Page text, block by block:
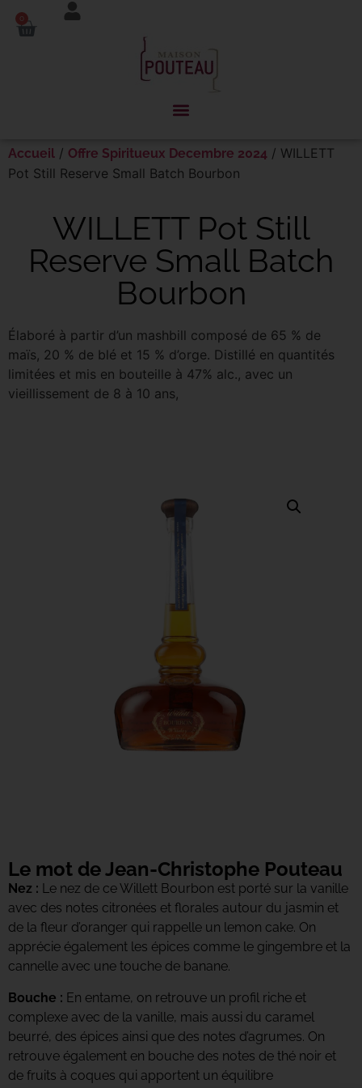
0
Accueil / Offre Spiritueux Decembre 2024 / WILLETT
Pot Still Reserve Small Batch Bourbon
WILLETT Pot Still
Reserve Small Batch
Bourbon
Élaboré à partir d’un mashbill composé de 65 % de
maïs, 20 % de blé et 15 % d’orge. Distillé en quantités
limitées et mis en bouteille à 47% alc., avec un
vieillissement de 8 à 10 ans,
Le mot de Jean-Christophe Pouteau
Nez : Le nez de ce Willett Bourbon est porté sur la vanille
avec des notes citronées et florales autour du jasmin et
de la fleur d’oranger qui rappelle un lemon cake. On
apprécie également les épices comme le gingembre et la
cannelle avec une touche de banane.
Bouche : En entame, on retrouve un profil riche et
complexe avec de la vanille, mais aussi du caramel
beurré, des épices ainsi que des notes d’agrumes. On
retrouve également en bouche des notes de thé noir et
de fruits à coques qui apportent un équilibre
Panneau de gestion des cookies